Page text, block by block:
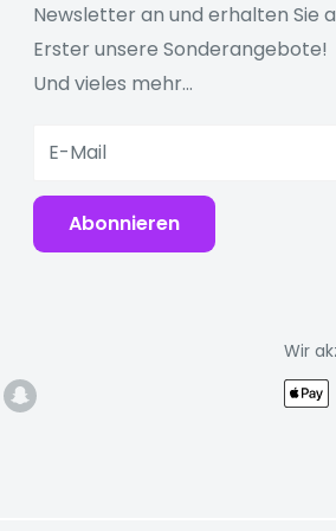
Newsletter an und erhalten Sie
Erster unsere Sonderangebote!
Und vieles mehr...
E-Mail
Abonnieren
Wir